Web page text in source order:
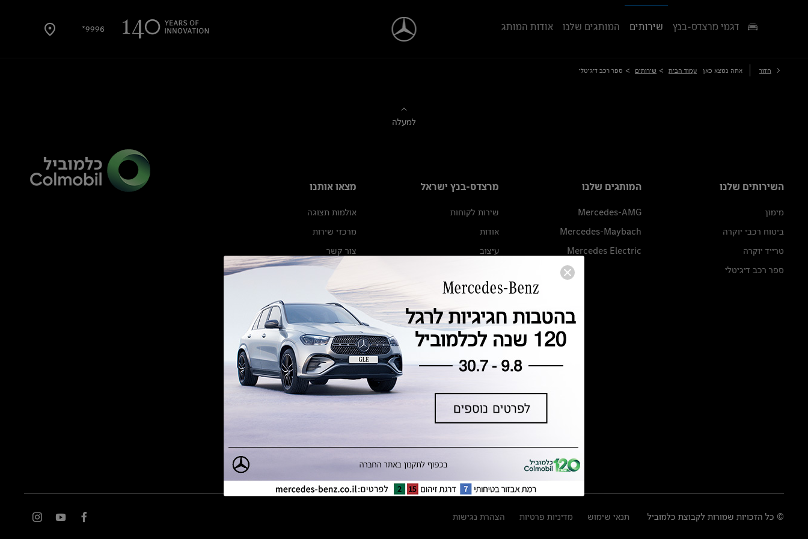
9996* דגמי מרצדס-בנץ שירותים המותגים שלנו אודות המותג
חזור אתה נמצא כאן עמוד הבית > שירותים > ספר רכב דיגיטלי
למעלה
השירותים שלנו
מימון
ביטוח רכבי יוקרה
טרייד יוקרה
ספר רכב דיגיטלי
המותגים שלנו
Mercedes-AMG
Mercedes-Maybach
Mercedes Electric
מרצדס-בנץ ישראל
שירות לקוחות
אודות
עיצוב
מגזין מרצדס-בנץ
ספרי רכב מרצדס-בנץ
נתוני זיהום אוויר וצריכת דלק וחשמל
נתוני תווית צמיגים
מחירון חלפים
הודעה על הטבות לרכבי מרצדס בהסדר
מצאו אותנו
אולמות תצוגה
מרכזי שירות
צור קשר
© כל הזכויות שמורות לקבוצת כלמוביל תנאי שימוש מדיניות פרטיות הצהרת נגישות